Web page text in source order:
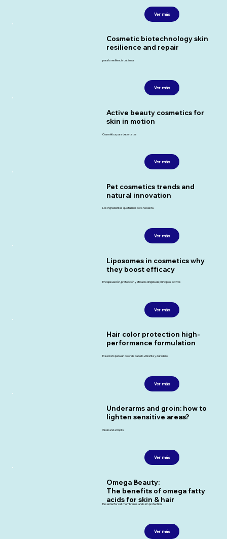
Ver más
Cosmetic biotechnology skin
resilience and repair
para la resiliencia cutánea
Ver más
Active beauty cosmetics for
skin in motion
Cosmética para deportistas
Ver más
Pet cosmetics trends and
natural innovation
Los ingredientes que tu mascota necesita
Ver más
Liposomes in cosmetics why
they boost efficacy
Encapsulación, protección y eficacia dirigida de principios activos
Ver más
Hair color protection high-
performance formulation
El secreto para un color de cabello vibrante y duradero
Ver más
Underarms and groin: how to
lighten sensitive areas?
Groin and armpits
Ver más
Omega Beauty:
The benefits of omega fatty
acids for skin & hair
Essential for cell membranes and skin protection.
Ver más